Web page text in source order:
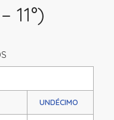
11°)
UNDÉCIMO